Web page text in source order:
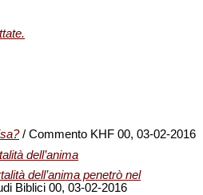
/ Commento KHF 00, 03-02-2016
dell’anima
dell’anima penetrò nel
Biblici 00, 03-02-2016